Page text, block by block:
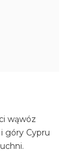
wąwóz
góry Cypru